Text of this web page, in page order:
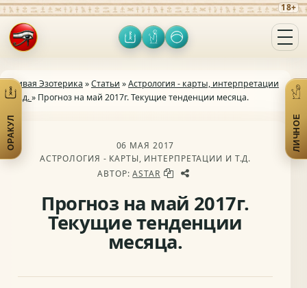
ОракулЛичноеВключить тёмную тему
18+
Открыть меню
ЛИЧНОЕ
ОРАКУЛОткрыть практики
Живая Эзотерика »Статьи »Астрология - карты, интерпретации
и т.д.» Прогноз на май 2017г. Текущие тенденции месяца.
06 МАЯ 2017
АСТРОЛОГИЯ - КАРТЫ, ИНТЕРПРЕТАЦИИ И Т.Д.
АВТОР:ASTAR
Прогноз на май 2017г.
Текущие тенденции
месяца.